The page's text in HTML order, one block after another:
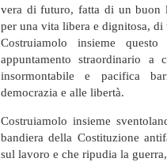
vera di futuro, fatta di un buon
per una vita libera e dignitosa, di
Costruiamolo insieme
appuntamento straordinario
insormontabile e pacifica
democrazia e alle libertà.
Costruiamolo insieme
bandiera della Costituzione
sul lavoro e che ripudia la